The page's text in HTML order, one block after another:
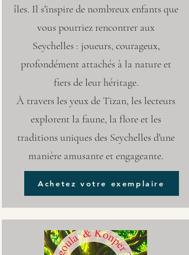
îles. Il s'inspire de nombreux enfants que
vous pourriez rencontrer aux
Seychelles : joueurs, courageux,
profondément attachés à la nature et
fiers de leur héritage.
À travers les yeux de Tizan, les lecteurs
explorent la faune, la flore et les
traditions uniques des Seychelles d'une
manière amusante et engageante.
Achetez votre exemplaire